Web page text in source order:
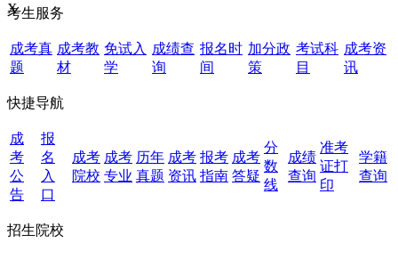
X
考生服务
成考真
题
成考教
材
免试入
学
成绩查
询
报名时
间
加分政
策
考试科
目
成考资
讯
快捷导航
成
考
公
告
报
名
入
口
成考
院校
成考
专业
历年
真题
成考
资讯
报考
指南
成考
答疑
分
数
线
成绩
查询
准考
证打
印
学籍
查询
招生院校